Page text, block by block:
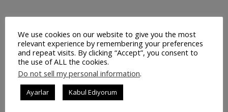
Restoran Otomasyon Sistemi
Müşteri Panelimiz Yayınlanmıştır
Ticari Bilgilerimiz Değişmiştir
We use cookies on our website to give you the most
relevant experience by remembering your preferences
and repeat visits. By clicking “Accept”, you consent to
the use of ALL the cookies.
Do not sell my personal information.
Ayarlar Kabul Ediyorum